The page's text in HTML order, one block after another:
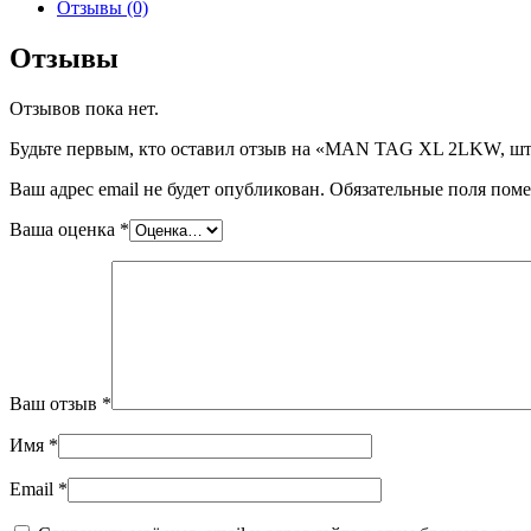
MAN
XL
2LKW,
Отзывы (0)
Отзывы
Отзывов пока нет.
Будьте первым, кто оставил отзыв на «MAN TAG XL 2LKW,
Ваш адрес email не будет опубликован. Обязательные поля
Ваша оценка *
Ваш отзыв *
Имя *
Email *